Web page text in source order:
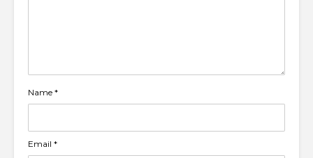
Name *
Email *